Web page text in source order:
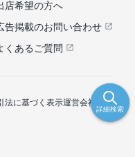
詳細検索
店希望の方へ
告掲載のお問い合わせ
くあるご質問
法に基づく表示運営会社